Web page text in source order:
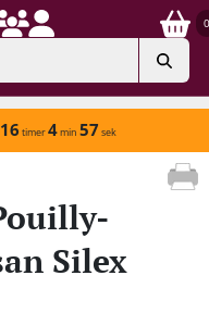
0
16 timer4min 57 sek
Silex